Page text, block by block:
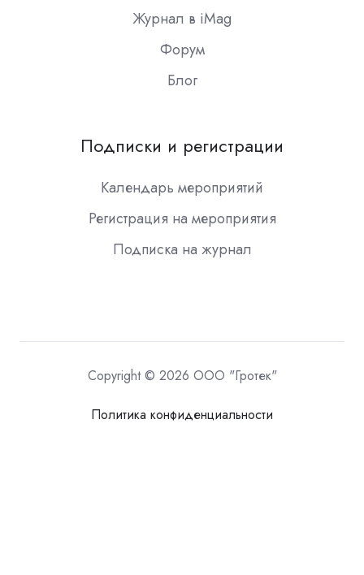
Журнал в iMag
Форум
Блог
Подписки и регистрации
Календарь мероприятий
Регистрация на мероприятия
Подписка на журнал
Copyright © 2026 ООО "Гротек"
Политика конфиденциальности